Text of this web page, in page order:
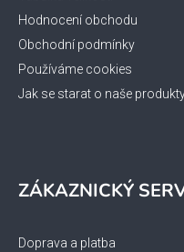
Hodnocení obchodu
Obchodní podmínky
Používáme cookies
Jak se starat o naše
ZÁKAZNICKÝ
Doprava a platba